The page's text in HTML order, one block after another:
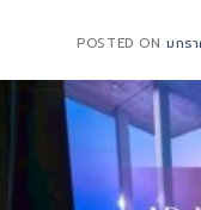
POSTED ON มกร